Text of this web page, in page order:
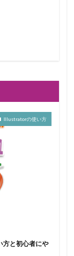
Illustratorの使い方
と初心者にや